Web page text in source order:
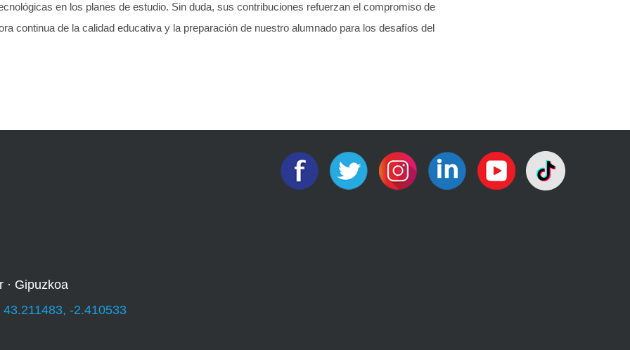
en los planes de estudio. Sin duda, sus contribuciones refuerzan el compromiso de
continua de la calidad educativa y la preparación de nuestro alumnado para los desafíos del
· Gipuzkoa
43.211483, -2.410533